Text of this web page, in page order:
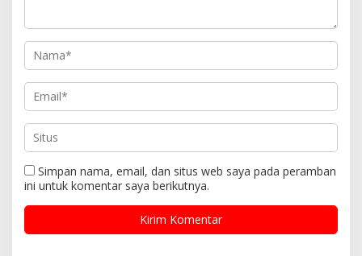
Simpan nama, email, dan situs web saya pada peramban
ini untuk komentar saya berikutnya.